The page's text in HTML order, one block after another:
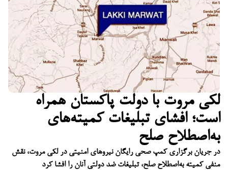
لکی مروت با دولت پاکستان همراه
است؛ افشای تبلیغات کمیته‌های
به‌اصطلاح صلح
در جریان برگزاری کمپ صحی رایگان نیروهای امنیتی در لکی مروت، نقش
منفی کمیته به‌اصطلاح صلح، تبلیغات ضد دولتی آنان را افشا کرد